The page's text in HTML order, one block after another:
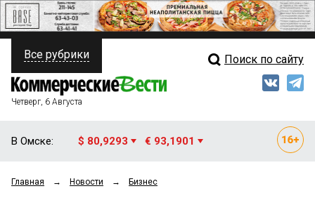
ПОЛИТИКА
ФИНАНСЫ
ОБЩЕСТВО
Свежий выпуск
Все рубрики Поиск по сайту
Четверг, 6 Августа
В Омске: $ 80,9293 € 93,1901
Главная → Новости → Бизнес